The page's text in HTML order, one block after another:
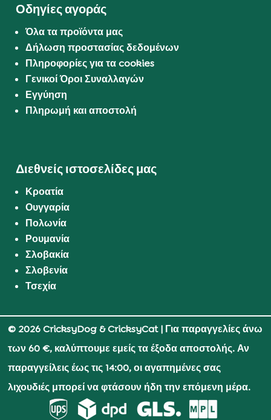
Οδηγίες αγοράς
Όλα τα προϊόντα μας
Δήλωση προστασίας δεδομένων
Πληροφορίες για τα cookies
Γενικοί Όροι Συναλλαγών
Εγγύηση
Πληρωμή και αποστολή
Διεθνείς ιστοσελίδες μας
Κροατία
Ουγγαρία
Πολωνία
Ρουμανία
Σλοβακία
Σλοβενία
Τσεχία
© 2026 CricksyDog & CricksyCat| Για παραγγελίες άνω
των 60 €, καλύπτουμε εμείς τα έξοδα αποστολής. Αν
παραγγείλεις έως τις 14:00, οι αγαπημένες σας
λιχουδιές μπορεί να φτάσουν ήδη την επόμενη μέρα.